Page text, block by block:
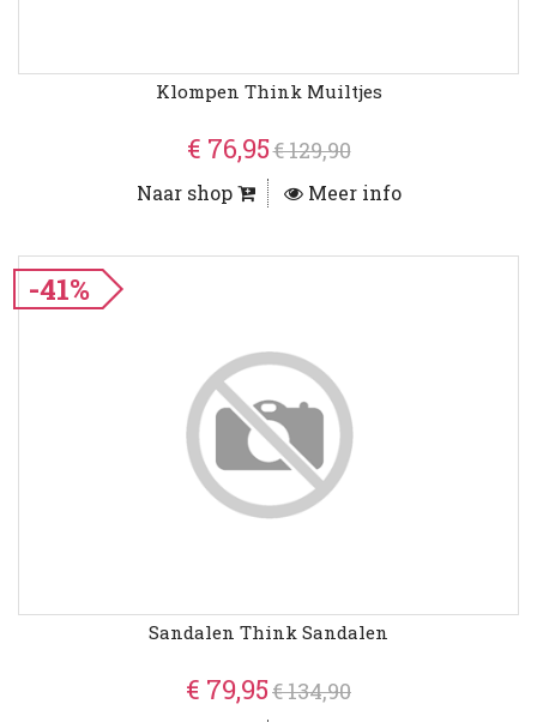
Klompen Think Muiltjes
€ 76,95€ 129,90
Naar shop Meer info
-41%
Sandalen Think Sandalen
€ 79,95€ 134,90